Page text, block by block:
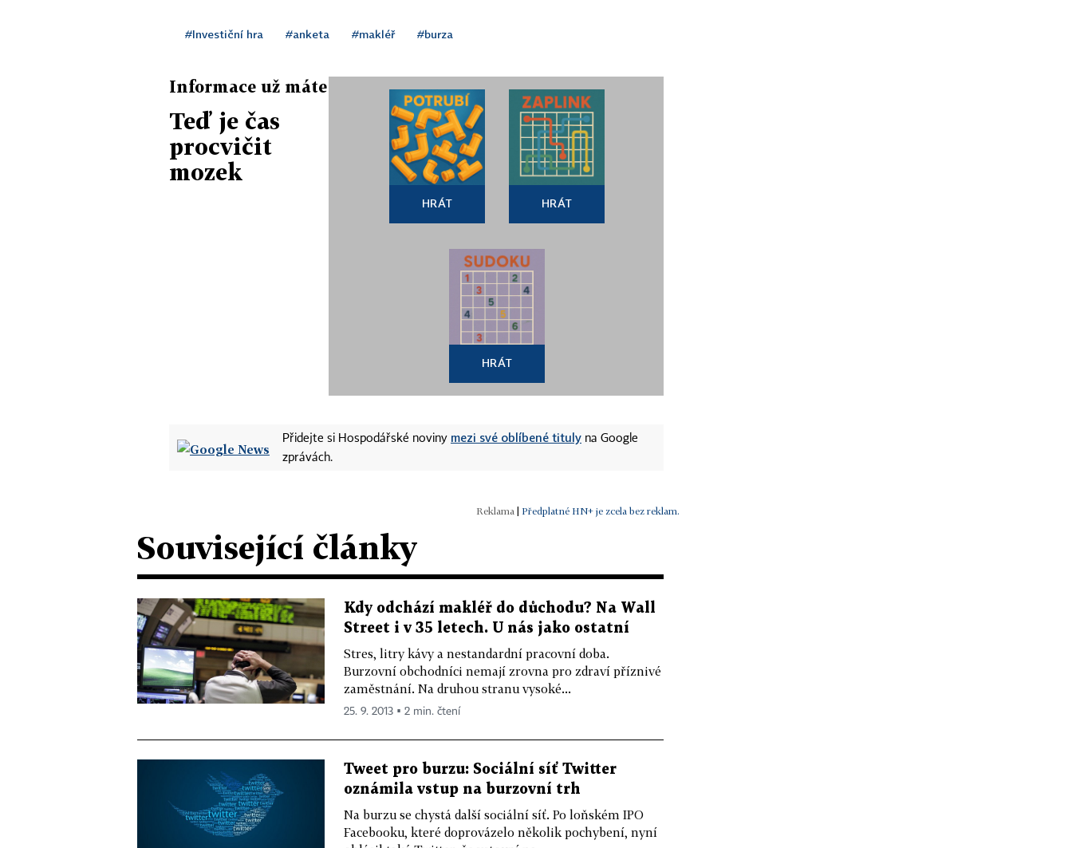
#Investiční hra #anketa #makléř #burza
Informace už máte
Teď je čas
procvičit
mozek
HRÁT HRÁT
HRÁT
Přidejte si Hospodářské noviny mezi své oblíbené tituly na Google
zprávách.
| Předplatné HN+ je zcela bez reklam.
Související články
Kdy odchází makléř do důchodu? Na Wall
Street i v 35 letech. U nás jako ostatní
Stres, litry kávy a nestandardní pracovní doba.
Burzovní obchodníci nemají zrovna pro zdraví příznivé
zaměstnání. Na druhou stranu vysoké...
25. 9. 2013 ▪ 2 min. čtení
Tweet pro burzu: Sociální síť Twitter
oznámila vstup na burzovní trh
Na burzu se chystá další sociální síť. Po loňském IPO
Facebooku, které doprovázelo několik pochybení, nyní